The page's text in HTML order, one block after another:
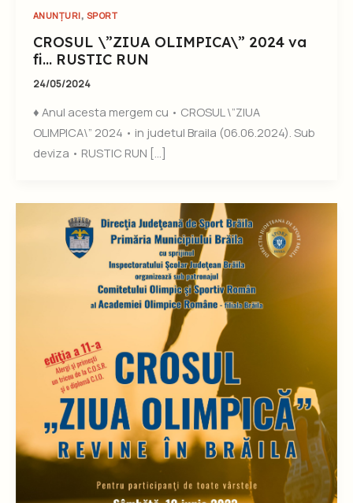
ANUNȚURI, SPORT
CROSUL \”ZIUA OLIMPICA\” 2024 va
fi… RUSTIC RUN
24/05/2024
♦ Anul acesta mergem cu • CROSUL \”ZIUA
OLIMPICA\” 2024 • in judetul Braila (06.06.2024). Sub
deviza • RUSTIC RUN […]